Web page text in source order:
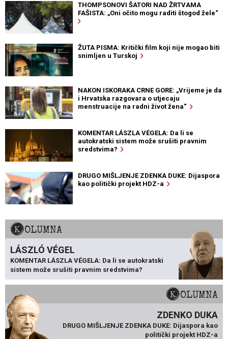
THOMPSONOVI ŠATORI NAD ŽRTVAMA
FAŠISTA: „Oni očito mogu raditi štogod žele“
ŽUTA PISMA: Kritički film koji nije mogao biti
snimljen u Turskoj
NAKON ISKORAKA CRNE GORE: „Vrijeme je da
i Hrvatska razgovara o utjecaju
menstruacije na radni život žena“
KOMENTAR LÁSZLA VÉGELA: Da li se
autokratski sistem može srušiti pravnim
sredstvima?
DRUGO MIŠLJENJE ZDENKA DUKE: Dijaspora
kao politički projekt HDZ-a
KOLUMNA
LÁSZLÓ VÉGEL
KOMENTAR LÁSZLA VÉGELA: Da li se autokratski
sistem može srušiti pravnim sredstvima?
KOLUMNA
ZDENKO DUKA
DRUGO MIŠLJENJE ZDENKA DUKE: Dijaspora kao
politički projekt HDZ-a